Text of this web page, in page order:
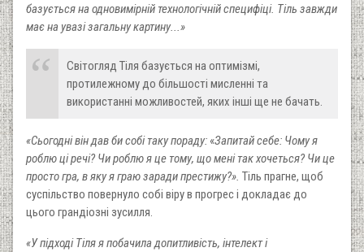
базується на одновимірній технологічній специфіці. Тіль завжди
має на увазі загальну картину...»
Світогляд Тіля базується на оптимізмі,
протилежному до більшості мисленні та
використанні можливостей, яких інші ще не бачать.
«Сьогодні він дав би собі таку пораду: «Запитай себе: Чому я
роблю ці речі? Чи роблю я це тому, що мені так хочеться? Чи це
просто гра, в яку я граю заради престижу?». Тіль прагне, щоб
суспільство повернуло собі віру в прогрес і докладає до
цього грандіозні зусилля.
«У підході Тіля я побачила допитливість, інтелект і